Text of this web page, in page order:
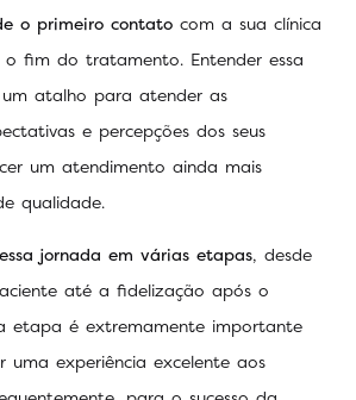
o primeiro contato com a sua clínica
fim do tratamento. Entender essa
atalho para atender as
e percepções dos seus
um atendimento ainda mais
qualidade.
jornada em várias etapas, desde
até a fidelização após o
etapa é extremamente importante
uma experiência excelente aos